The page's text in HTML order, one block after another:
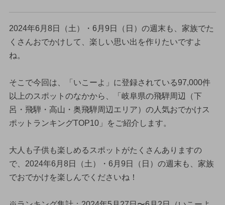
2024年6月8日（土）・6月9日（日）の週末も、家族でた
くさんおでかけして、楽しい思い出を作りたいですよ
ね。
そこで今回は、「いこーよ」に登録されている97,000件
以上のスポットのなかから、「岐阜県の飛騨周辺（下
呂・飛騨・高山・奥飛騨周辺エリア）の人気おでかけス
ポットランキングTOP10」をご紹介します。
大人も子供も楽しめるスポットがたくさんありますの
で、2024年6月8日（土）・6月9日（日）の週末も、家族
でおでかけを楽しんでくださいね！